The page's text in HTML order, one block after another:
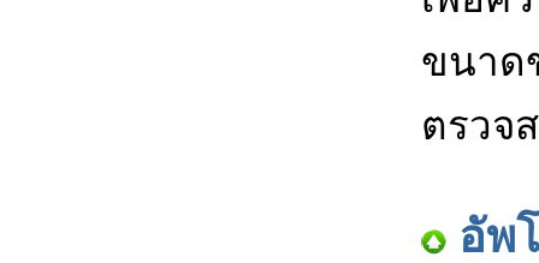
ขนาด
ตรวจ
อัพ